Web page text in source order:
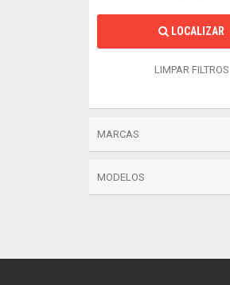
LOCALIZAR
LIMPAR FILTROS
MARCAS
MODELOS